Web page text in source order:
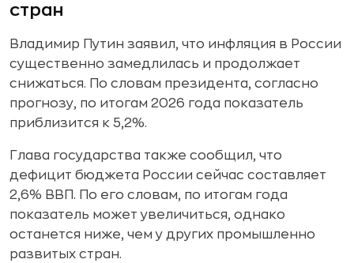
стран
Владимир Путин заявил, что инфляция в России
существенно замедлилась и продолжает
снижаться. По словам президента, согласно
прогнозу, по итогам 2026 года показатель
приблизится к 5,2%.
Глава государства также сообщил, что
дефицит бюджета России сейчас составляет
2,6% ВВП. По его словам, по итогам года
показатель может увеличиться, однако
останется ниже, чем у других промышленно
развитых стран.